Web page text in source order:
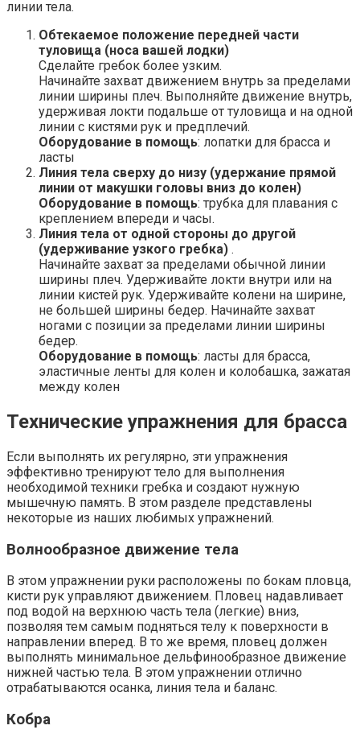
линии тела.
Обтекаемое положение передней части
туловища (носа вашей лодки)
Сделайте гребок более узким.
Начинайте захват движением внутрь за пределами
линии ширины плеч. Выполняйте движение внутрь,
удерживая локти подальше от туловища и на одной
линии с кистями рук и предплечий.
Оборудование в помощь: лопатки для брасса и
ласты
Линия тела сверху до низу (удержание прямой
линии от макушки головы вниз до колен)
Оборудование в помощь: трубка для плавания с
креплением впереди и часы.
Линия тела от одной стороны до другой
(удерживание узкого гребка) .
Начинайте захват за пределами обычной линии
ширины плеч. Удерживайте локти внутри или на
линии кистей рук. Удерживайте колени на ширине,
не большей ширины бедер. Начинайте захват
ногами с позиции за пределами линии ширины
бедер.
Оборудование в помощь: ласты для брасса,
эластичные ленты для колен и колобашка, зажатая
между колен
Технические упражнения для брасса
Если выполнять их регулярно, эти упражнения
эффективно тренируют тело для выполнения
необходимой техники гребка и создают нужную
мышечную память. В этом разделе представлены
некоторые из наших любимых упражнений.
Волнообразное движение тела
В этом упражнении руки расположены по бокам пловца,
кисти рук управляют движением. Пловец надавливает
под водой на верхнюю часть тела (легкие) вниз,
позволяя тем самым подняться телу к поверхности в
направлении вперед. В то же время, пловец должен
выполнять минимальное дельфинообразное движение
нижней частью тела. В этом упражнении отлично
отрабатываются осанка, линия тела и баланс.
Кобра